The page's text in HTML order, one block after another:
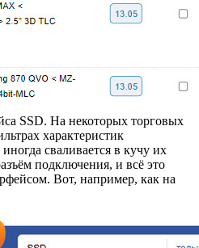
SSD. На некоторых торговых
характеристик
сваливается в кучу их
подключения, и всё это
Вот, например, как на